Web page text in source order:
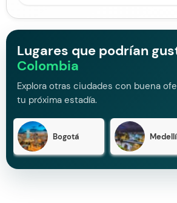
Lugares que podrían
Colombia
Explora otras ciudades con buena
tu próxima estadía.
Bogotá